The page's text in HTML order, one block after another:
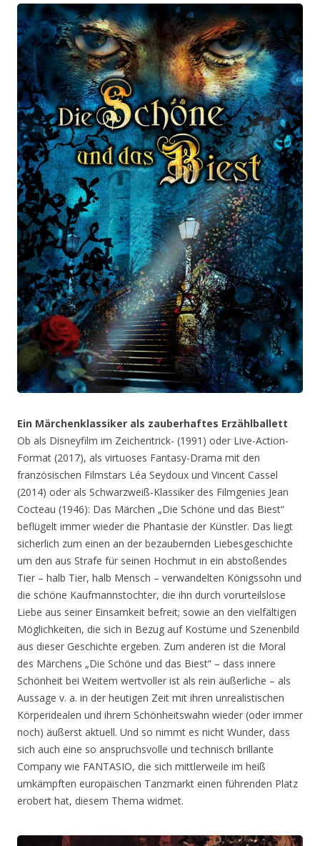
Ein Märchenklassiker als zauberhaftes Erzählballett
Ob als Disneyfilm im Zeichentrick- (1991) oder Live-Action-
Format (2017), als virtuoses Fantasy-Drama mit den
französischen Filmstars Léa Seydoux und Vincent Cassel
(2014) oder als Schwarzweiß-Klassiker des Filmgenies Jean
Cocteau (1946): Das Märchen „Die Schöne und das Biest“
beflügelt immer wieder die Phantasie der Künstler. Das liegt
sicherlich zum einen an der bezaubernden Liebesgeschichte
um den aus Strafe für seinen Hochmut in ein abstoßendes
Tier – halb Tier, halb Mensch – verwandelten Königssohn und
die schöne Kaufmannstochter, die ihn durch vorurteilslose
Liebe aus seiner Einsamkeit befreit; sowie an den vielfältigen
Möglichkeiten, die sich in Bezug auf Kostüme und Szenenbild
aus dieser Geschichte ergeben. Zum anderen ist die Moral
des Märchens „Die Schöne und das Biest“ – dass innere
Schönheit bei Weitem wertvoller ist als rein äußerliche – als
Aussage v. a. in der heutigen Zeit mit ihren unrealistischen
Körperidealen und ihrem Schönheitswahn wieder (oder immer
noch) äußerst aktuell. Und so nimmt es nicht Wunder, dass
sich auch eine so anspruchsvolle und technisch brillante
Company wie FANTASIO, die sich mittlerweile im heiß
umkämpften europäischen Tanzmarkt einen führenden Platz
erobert hat, diesem Thema widmet.